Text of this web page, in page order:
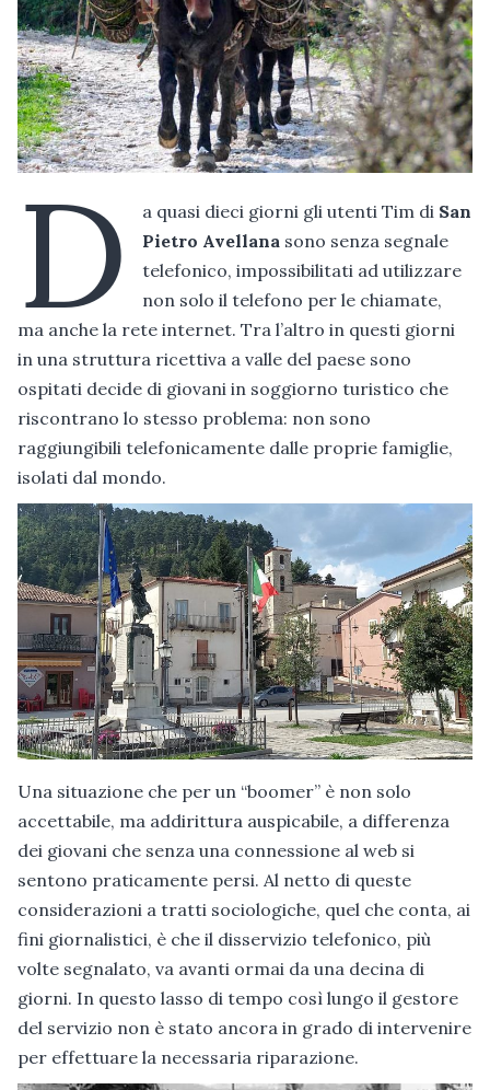
D a quasi dieci giorni gli utenti Tim di San
Pietro Avellana sono senza segnale
telefonico, impossibilitati ad utilizzare
non solo il telefono per le chiamate,
ma anche la rete internet. Tra l’altro in questi giorni
in una struttura ricettiva a valle del paese sono
ospitati decide di giovani in soggiorno turistico che
riscontrano lo stesso problema: non sono
raggiungibili telefonicamente dalle proprie famiglie,
isolati dal mondo.
Una situazione che per un “boomer” è non solo
accettabile, ma addirittura auspicabile, a differenza
dei giovani che senza una connessione al web si
sentono praticamente persi. Al netto di queste
considerazioni a tratti sociologiche, quel che conta, ai
fini giornalistici, è che il disservizio telefonico, più
volte segnalato, va avanti ormai da una decina di
giorni. In questo lasso di tempo così lungo il gestore
del servizio non è stato ancora in grado di intervenire
per effettuare la necessaria riparazione.